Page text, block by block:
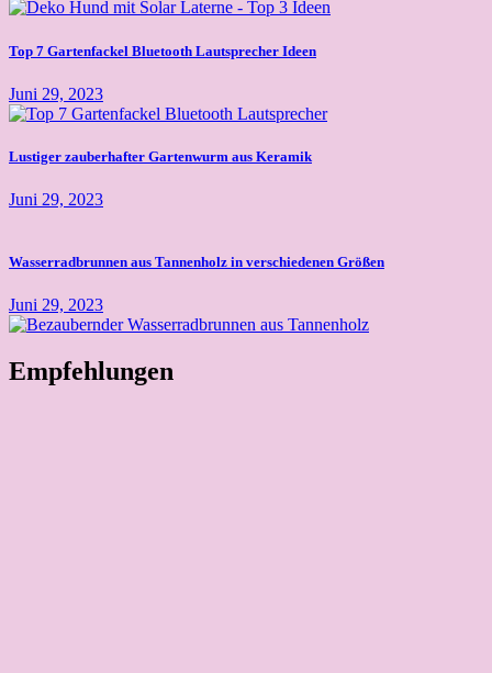
Top 7 Gartenfackel Bluetooth Lautsprecher Ideen
Juni 29, 2023
Lustiger zauberhafter Gartenwurm aus Keramik
Juni 29, 2023
Wasserradbrunnen aus Tannenholz in verschiedenen Größen
Juni 29, 2023
Empfehlungen